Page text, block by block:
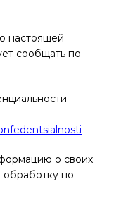
настоящей
сообщать по
о своих
обработку по